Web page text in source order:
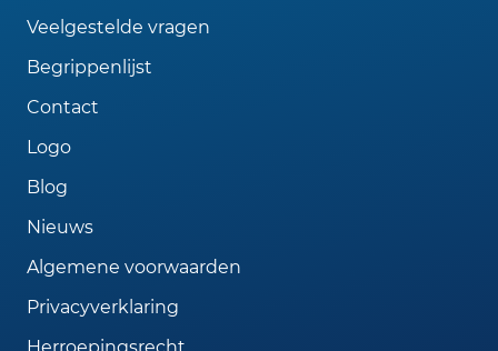
Veelgestelde vragen
Begrippenlijst
Contact
Logo
Blog
Nieuws
Algemene voorwaarden
Privacyverklaring